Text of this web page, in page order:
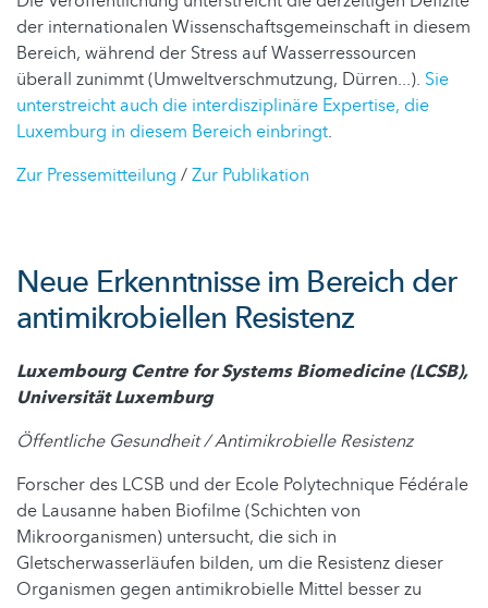
der internationalen Wissenschaftsgemeinschaft in diesem
Bereich, während der Stress auf Wasserressourcen
überall zunimmt (Umweltverschmutzung, Dürren...). Sie
unterstreicht auch die interdisziplinäre Expertise, die
Luxemburg in diesem Bereich einbringt.
Zur Pressemitteilung /Zur Publikation
Neue Erkenntnisse im Bereich der
antimikrobiellen Resistenz
Luxembourg Centre for Systems Biomedicine (LCSB),
Universität Luxemburg
Öffentliche Gesundheit / Antimikrobielle Resistenz
Forscher des LCSB und der Ecole Polytechnique Fédérale
de Lausanne haben Biofilme (Schichten von
Mikroorganismen) untersucht, die sich in
Gletscherwasserläufen bilden, um die Resistenz dieser
Organismen gegen antimikrobielle Mittel besser zu